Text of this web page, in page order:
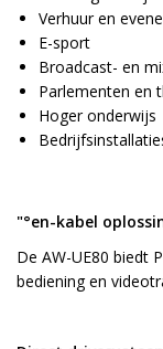
Verhuur en
E-sport
Broadcast- en
Parlementen en
Hoger onderwijs
"°en-kabel
De AW-UE80 biedt
bediening en